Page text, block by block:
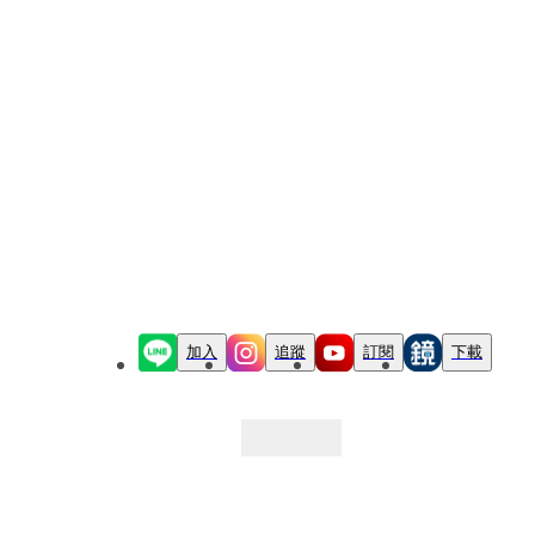
加入 追蹤 訂閱 下載